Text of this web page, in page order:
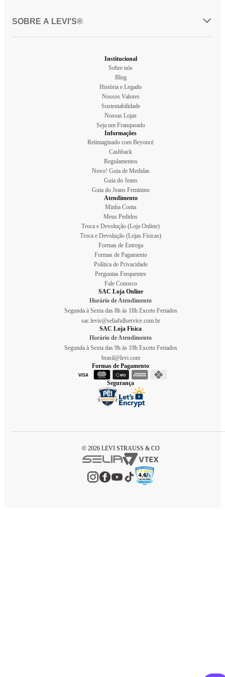
SOBRE A LEVI'S®
Institucional
Sobre nós
Blog
História e Legado
Nossos Valores
Sustentabilidade
Nossas Lojas
Seja um Franqueado
Informações
Reiimaginado com Beyoncé
Cashback
Regulamentos
Novo! Guia de Medidas
Guia do Jeans
Guia do Jeans Feminino
Atendimento
Minha Conta
Meus Pedidos
Troca e Devolução (Loja Online)
Troca e Devolução (Lojas Físicas)
Formas de Entrega
Formas de Pagamento
Política de Privacidade
Perguntas Frequentes
Fale Conosco
SAC Loja Online
Horário de Atendimento
Segunda à Sexta das 8h às 18h Exceto Feriados
sac.levis@seliafullservice.com.br
SAC Loja Física
Horário de Atendimento
Segunda à Sexta das 9h às 19h Exceto Feriados
brasil@levi.com
Formas de Pagamento
Segurança
© 2026 LEVI STRAUSS & CO